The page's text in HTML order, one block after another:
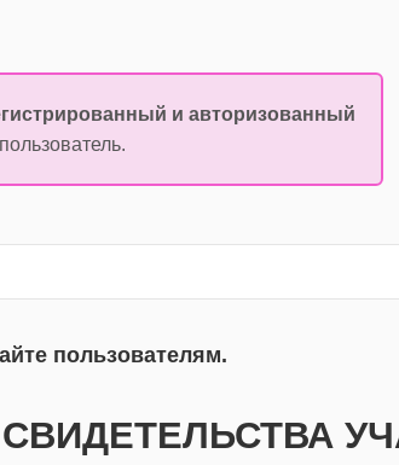
и авторизованный
пользователям.